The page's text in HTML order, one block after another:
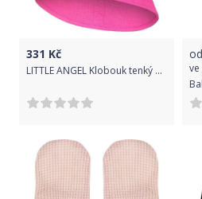
331 Kč
LITTLE ANGEL Klobouk tenký Outlast® 5 | 49-53 cm tm.růžová/růžová-puntík lesk
od
ve